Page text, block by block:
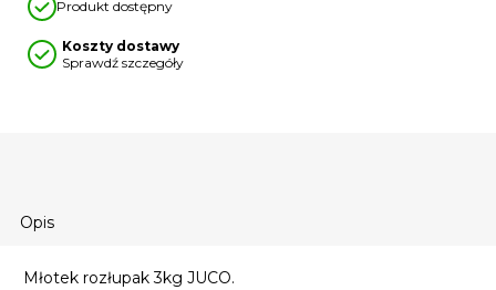
Opis
Młotek rozłupak 3kg JUCO.
Produkt dostępny
Koszty dostawy
Sprawdź szczegóły